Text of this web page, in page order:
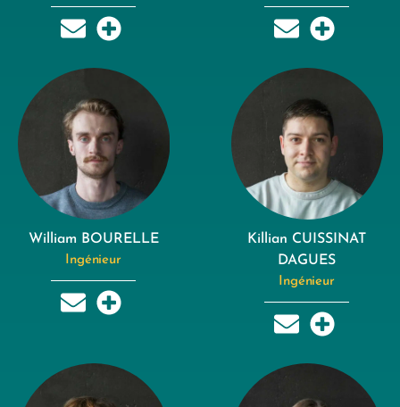
William BOURELLE
Ingénieur
Killian CUISSINAT
DAGUES
Ingénieur